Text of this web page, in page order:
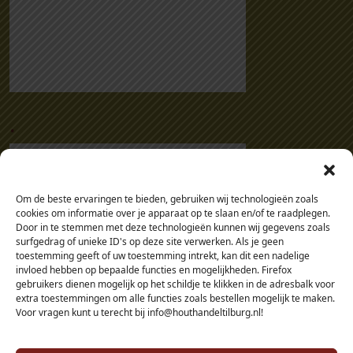
Om de beste ervaringen te bieden, gebruiken wij technologieën zoals
cookies om informatie over je apparaat op te slaan en/of te raadplegen.
Door in te stemmen met deze technologieën kunnen wij gegevens zoals
surfgedrag of unieke ID's op deze site verwerken. Als je geen
toestemming geeft of uw toestemming intrekt, kan dit een nadelige
invloed hebben op bepaalde functies en mogelijkheden. Firefox
gebruikers dienen mogelijk op het schildje te klikken in de adresbalk voor
extra toestemmingen om alle functies zoals bestellen mogelijk te maken.
Voor vragen kunt u terecht bij info@houthandeltilburg.nl!
.